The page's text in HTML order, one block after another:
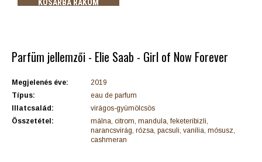
KOSÁRBA RAKOM
Parfüm jellemzői - Elie Saab - Girl of Now Forever
Megjelenés éve:
2019
Típus:
eau de parfum
Illatcsalád:
virágos-gyümölcsös
Összetétel:
málna, citrom, mandula, feketeribizli,
narancsvirág, rózsa, pacsuli, vanília, mósusz,
cashmeran